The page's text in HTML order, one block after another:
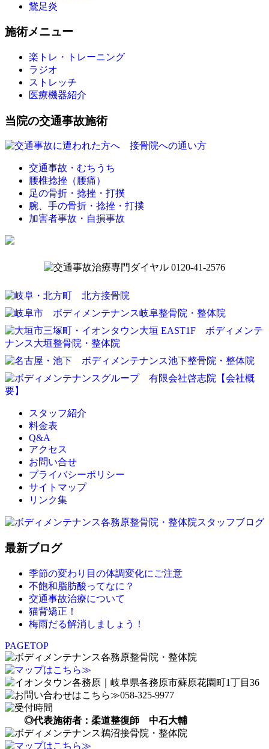
鵞足炎
施術メニュー
楽トレ・トレーニング
ラジオ
ストレッチ
医療機器紹介
当院の交通事故施術
交通事故・むちうち
腰椎捻挫（腰痛）
足の骨折・捻挫・打撲
腕、手の骨折・捻挫・打撲
加害者事故・自損事故
スタッフ紹介
料金表
Q&A
アクセス
お問い合せ
プライバシーポリシー
サイトマップ
リンク集
最新ブログ
季節の変わり目の体調変化にご注意
不飽和脂肪酸ってなに？
交通事故治療について
猫背矯正！
梅雨だる解消しましょう！
PAGETOP
◎代表施術者：柔道整復師 中石大輔